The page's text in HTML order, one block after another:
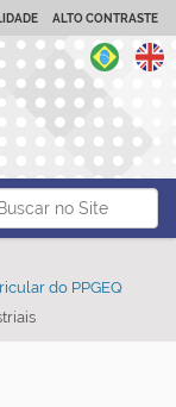
Avançada…
ALTO CONTRASTE
do PPGEQ